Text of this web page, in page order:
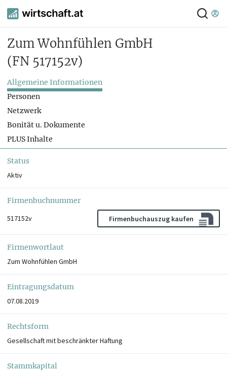
Zum Wohnfühlen GmbH
(FN 517152v)
Allgemeine Informationen
Personen
Netzwerk
Bonität u. Dokumente
PLUS Inhalte
Status
Aktiv
Firmenbuchnummer
517152v
Firmenbuchauszug kaufen
Firmenwortlaut
Zum Wohnfühlen GmbH
Eintragungsdatum
07.08.2019
Rechtsform
Gesellschaft mit beschränkter Haftung
Stammkapital